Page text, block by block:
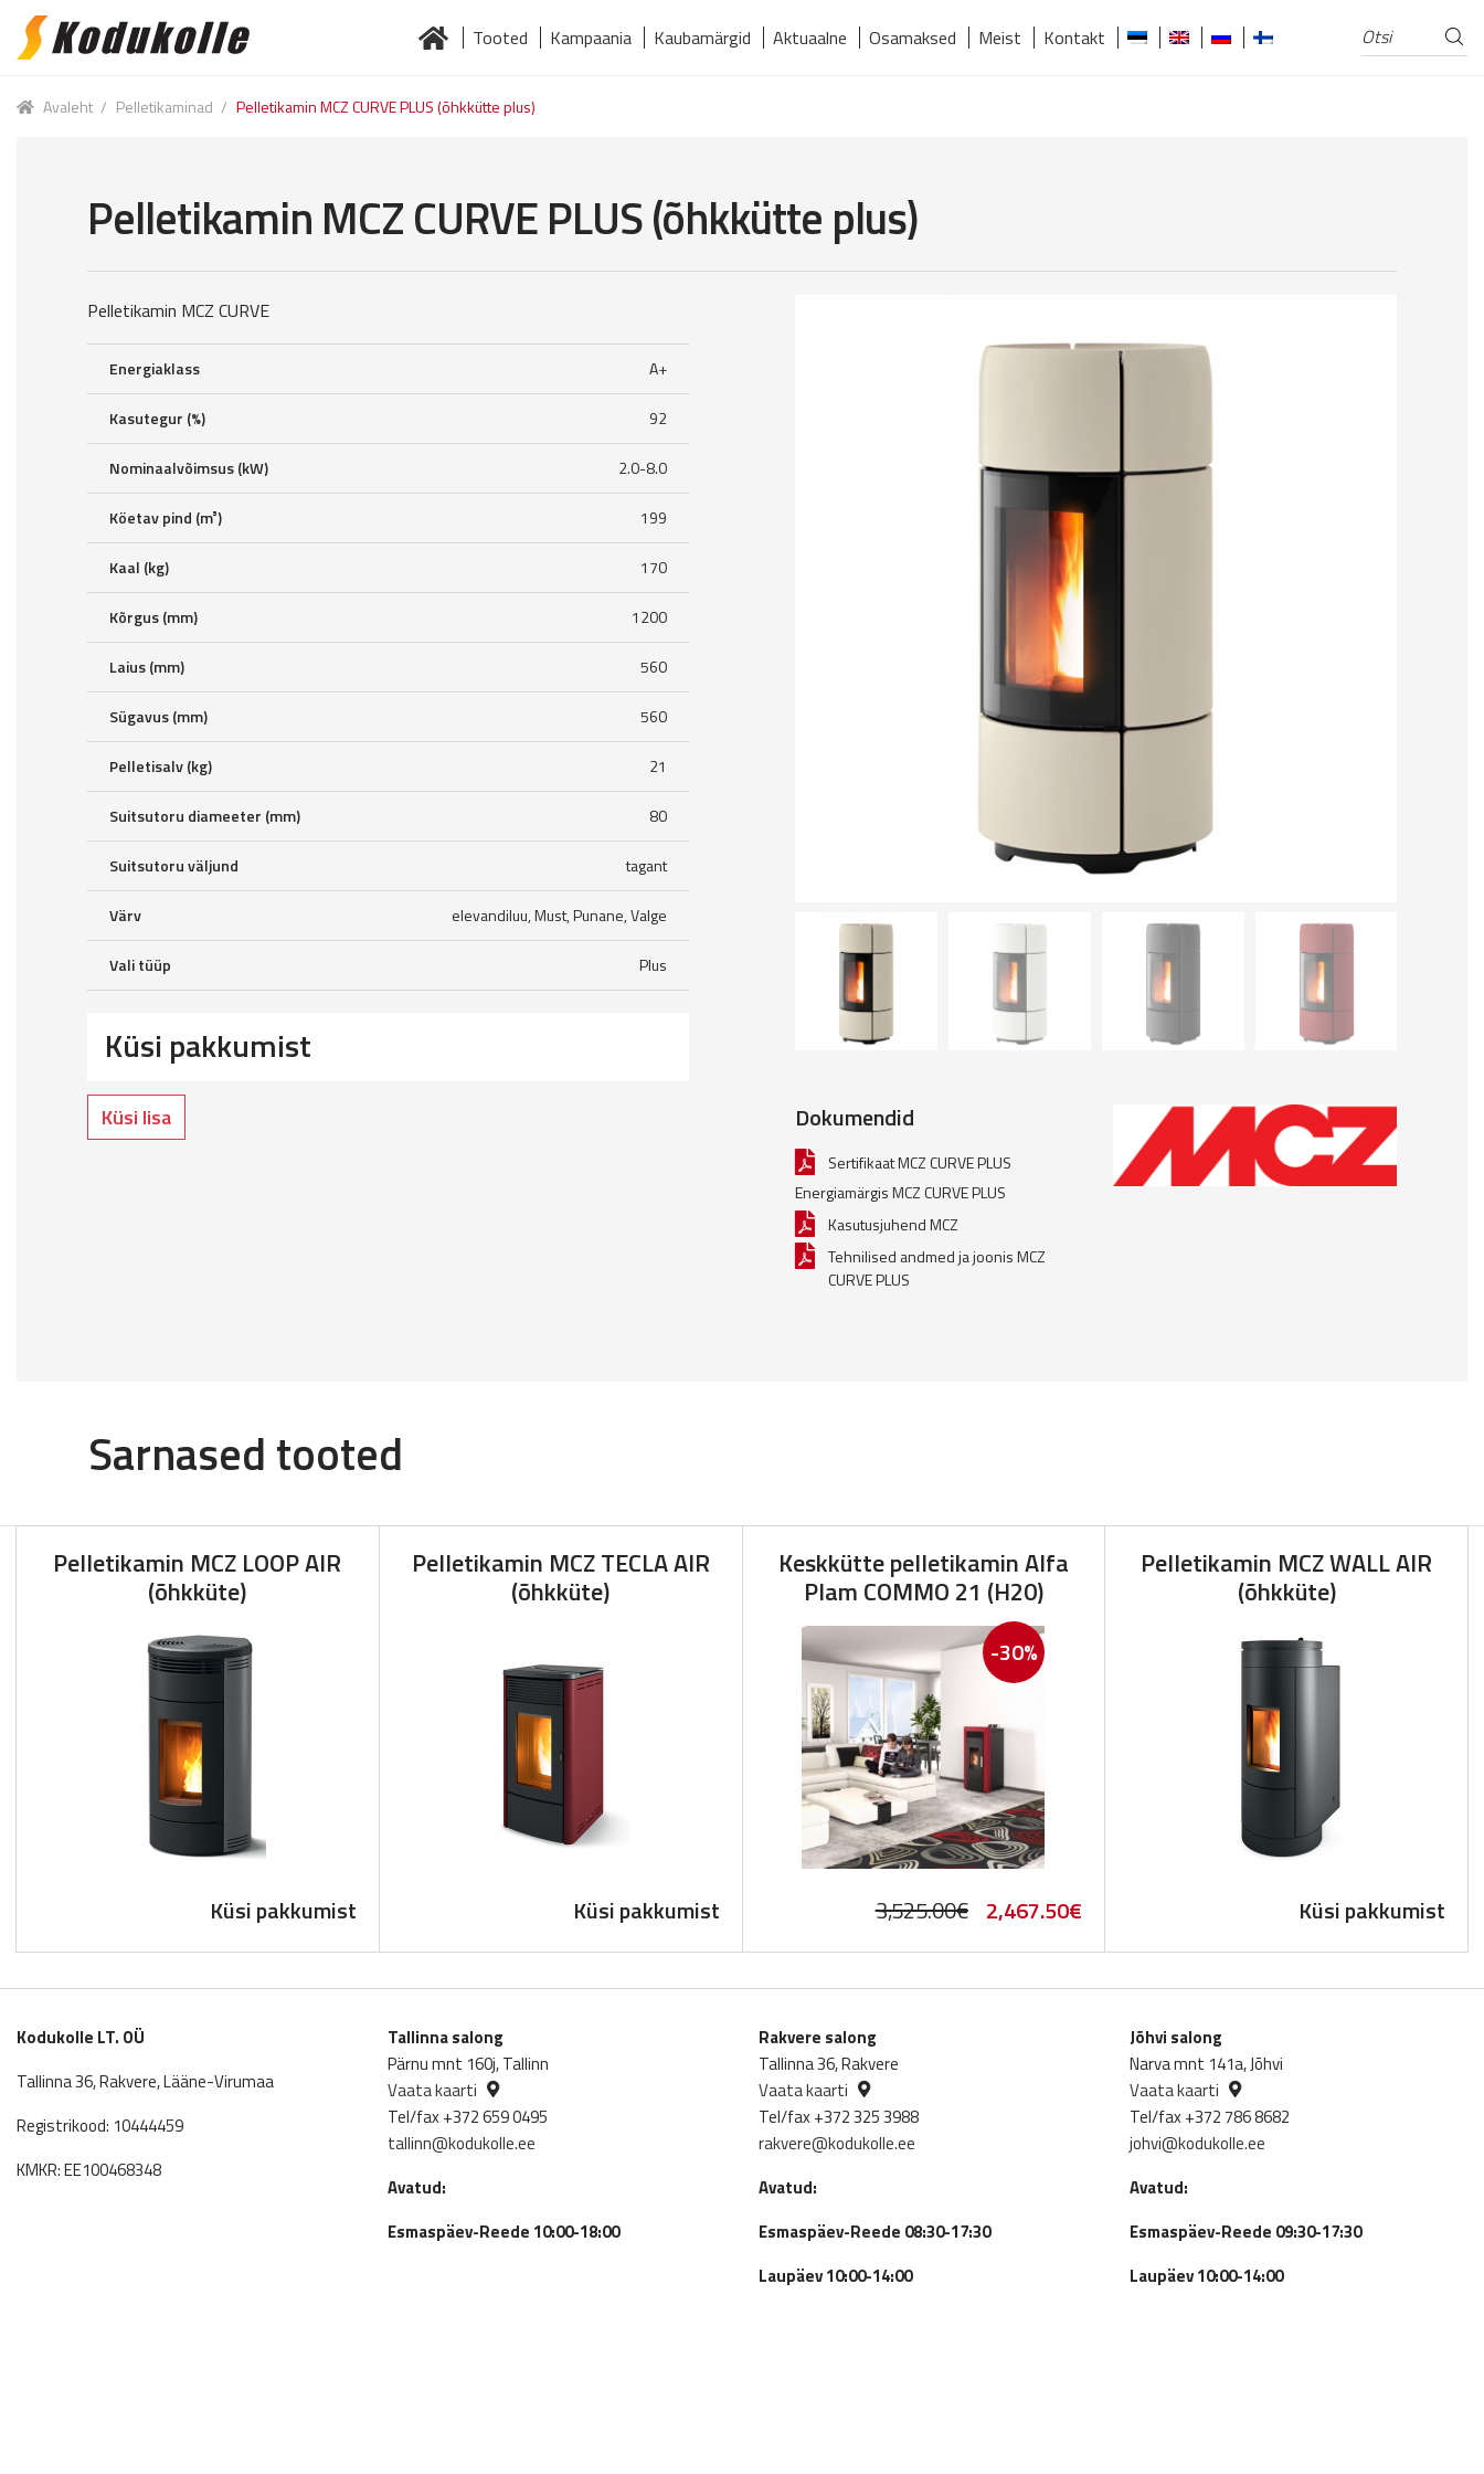
Skip
navigation
Skip
content
Tooted Kampaania Kaubamärgid Aktuaalne Osamaksed Meist Kontakt Otsi:
Avaleht / Pelletikaminad / Pelletikamin MCZ CURVE PLUS (õhkkütte plus)
Pelletikamin MCZ CURVE PLUS (õhkkütte plus)
Pelletikamin MCZ CURVE
Energiaklass A+
Kasutegur (%) 92
Nominaalvõimsus (kW) 2.0-8.0
Köetav pind (m³) 199
Kaal (kg) 170
Kõrgus (mm) 1200
Laius (mm) 560
Sügavus (mm) 560
Pelletisalv (kg) 21
Suitsutoru diameeter (mm) 80
Suitsutoru väljund tagant
Värv elevandiluu, Must, Punane, Valge
Vali tüüp Plus
Küsi pakkumist
Küsi lisa Dokumendid
Sertifikaat MCZ CURVE PLUS
Energiamärgis MCZ CURVE PLUS
Kasutusjuhend MCZ
Tehnilised andmed ja joonis MCZ
CURVE PLUS
Sarnased tooted
Pelletikamin MCZ LOOP AIR
(õhkküte)
Küsi pakkumist
Pelletikamin MCZ TECLA AIR
(õhkküte)
Küsi pakkumist
Keskkütte pelletikamin Alfa
Plam COMMO 21 (H20)
-30%
3,525.00€ Original
price
was:
2,467.50€
price
is:
2,467.50€.
Pelletikamin MCZ WALL AIR
(õhkküte)
Küsi pakkumist
Kodukolle LT. OÜ
Tallinna 36, Rakvere, Lääne-Virumaa
Registrikood: 10444459
KMKR: EE100468348
Tallinna salong
Pärnu mnt 160j, Tallinn
Vaata kaarti
Tel/fax +372 659 0495
tallinn@kodukolle.ee
Avatud:
Esmaspäev-Reede 10:00-18:00
Rakvere salong
Tallinna 36, Rakvere
Vaata kaarti
Tel/fax +372 325 3988
rakvere@kodukolle.ee
Avatud:
Esmaspäev-Reede 08:30-17:30
Laupäev 10:00-14:00
Jõhvi salong
Narva mnt 141a, Jõhvi
Vaata kaarti
Tel/fax +372 786 8682
johvi@kodukolle.ee
Avatud:
Esmaspäev-Reede 09:30-17:30
Laupäev 10:00-14:00